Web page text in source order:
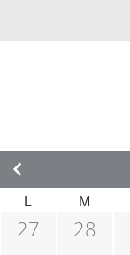
L M
27 28